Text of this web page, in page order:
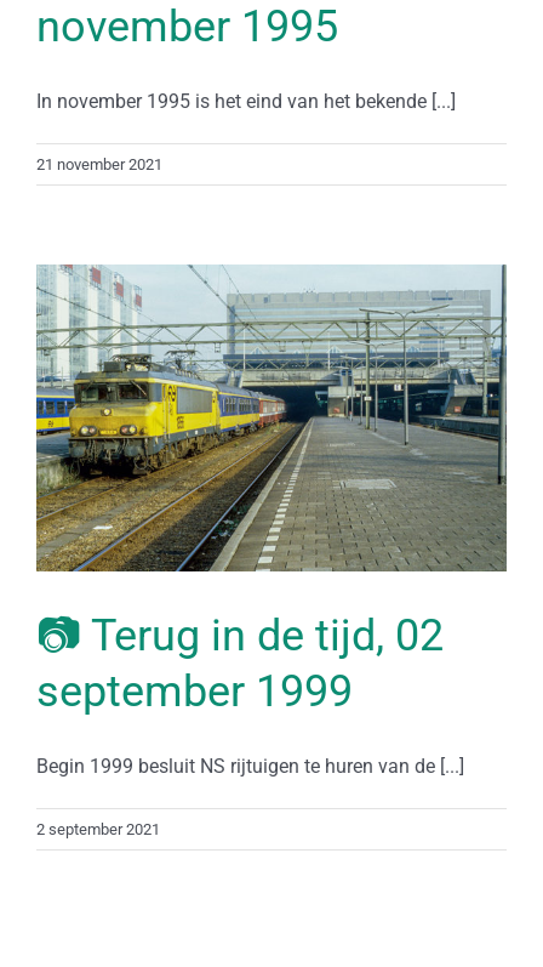
november 1995
In november 1995 is het eind van het bekende [...]
21 november 2021
📷 Terug in de tijd, 02
september 1999
Begin 1999 besluit NS rijtuigen te huren van de [...]
2 september 2021